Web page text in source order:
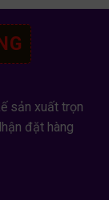
sản xuất trọn
đặt hàng